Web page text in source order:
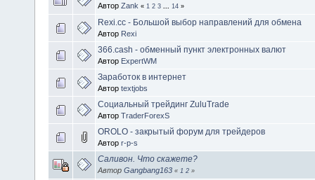
Автор Zank « 1 2 3 14 »
Rexi.cc - Большой выбор направлений для обмена
Автор Rexi
366.cash - обменный пункт электронных валют
Автор ExpertWM
Заработок в интернет
Автор textjobs
Социальный трейдинг ZuluTrade
Автор TraderForexS
OROLO - закрытый форум для трейдеров
Автор r-p-s
Саливон. Что скажете?
Автор Gangbang163 « 1 2 »